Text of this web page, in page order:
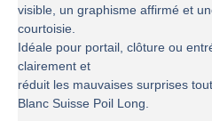
visible, un graphisme affirmé et
courtoisie.
Idéale pour portail, clôture ou
clairement et
réduit les mauvaises surprises
Blanc Suisse Poil Long.